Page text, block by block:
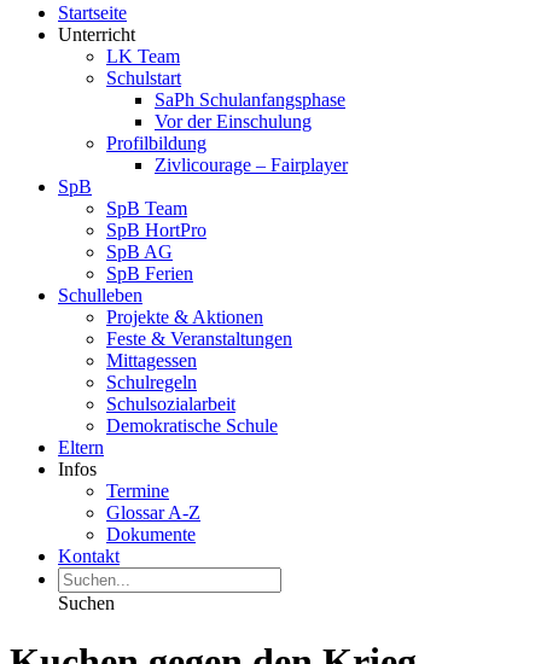
Startseite
Unterricht
LK Team
Schulstart
SaPh Schulanfangsphase
Vor der Einschulung
Profilbildung
Zivlicourage – Fairplayer
SpB
SpB Team
SpB HortPro
SpB AG
SpB Ferien
Schulleben
Projekte & Aktionen
Feste & Veranstaltungen
Mittagessen
Schulregeln
Schulsozialarbeit
Demokratische Schule
Eltern
Infos
Termine
Glossar A-Z
Dokumente
Kontakt
Suchen